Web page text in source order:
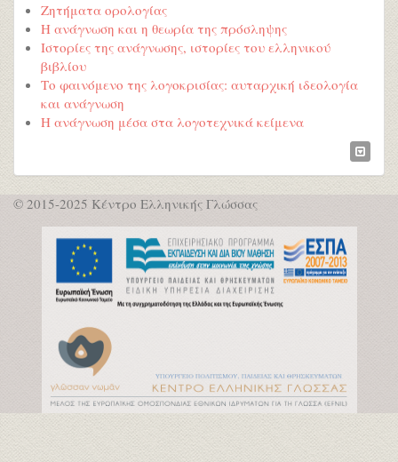
Ζητήματα ορολογίας
Η ανάγνωση και η θεωρία της πρόσληψης
Ιστορίες της ανάγνωσης, ιστορίες του ελληνικού
βιβλίου
Το φαινόμενο της λογοκρισίας: αυταρχική ιδεολογία
και ανάγνωση
Η ανάγνωση μέσα στα λογοτεχνικά κείμενα
© 2015-2025 Κέντρο Ελληνικής Γλώσσας